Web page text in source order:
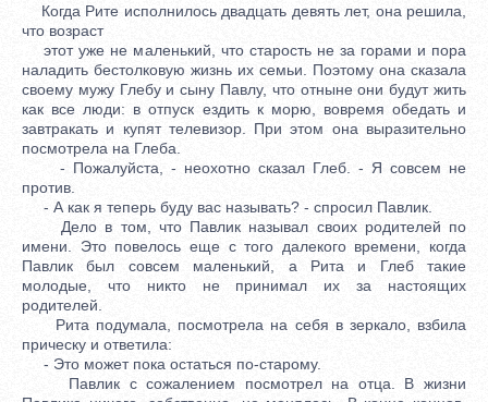
Когда Рите исполнилось двадцать девять лет, она решила,
что возраст
этот уже не маленький, что старость не за горами и пора
наладить бестолковую жизнь их семьи. Поэтому она сказала
своему мужу Глебу и сыну Павлу, что отныне они будут жить
как все люди: в отпуск ездить к морю, вовремя обедать и
завтракать и купят телевизор. При этом она выразительно
посмотрела на Глеба.
- Пожалуйста, - неохотно сказал Глеб. - Я совсем не
против.
- А как я теперь буду вас называть? - спросил Павлик.
Дело в том, что Павлик называл своих родителей по
имени. Это повелось еще с того далекого времени, когда
Павлик был совсем маленький, а Рита и Глеб такие
молодые, что никто не принимал их за настоящих
родителей.
Рита подумала, посмотрела на себя в зеркало, взбила
прическу и ответила:
- Это может пока остаться по-старому.
Павлик с сожалением посмотрел на отца. В жизни